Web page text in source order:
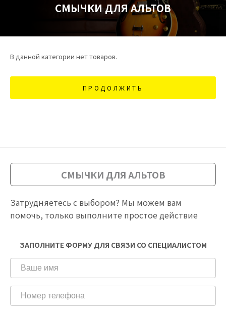
СМЫЧКИ ДЛЯ АЛЬТОВ
В данной категории нет товаров.
ПРОДОЛЖИТЬ
СМЫЧКИ ДЛЯ АЛЬТОВ
Затрудняетесь с выбором? Мы можем вам
помочь, только выполните простое действие
ЗАПОЛНИТЕ ФОРМУ ДЛЯ СВЯЗИ СО СПЕЦИАЛИСТОМ